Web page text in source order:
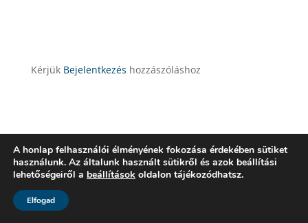
Kérjük Bejelentkezés hozzászóláshoz
A honlap felhasználói élményének fokozása érdekében sütiket
használunk. Az általunk használt sütikről és azok beállítási
lehetőségeiről a beállítások oldalon tájékozódhatsz.
Elfogad